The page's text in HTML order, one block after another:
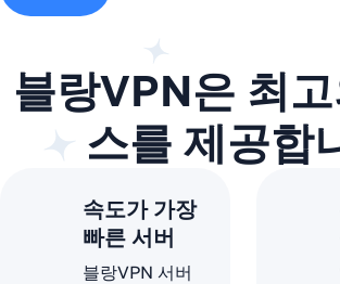
블랑VPN은 최
스를 제공합
속도가 가장
빠른 서버
블랑VPN 서버